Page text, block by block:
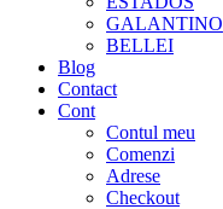
GALANTINO
BELLEI
Blog
Contact
Cont
Contul meu
Comenzi
Adrese
Checkout